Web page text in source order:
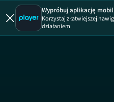
Wypróbuj aplikację
Korzystaj z łatwiejszej
działaniem